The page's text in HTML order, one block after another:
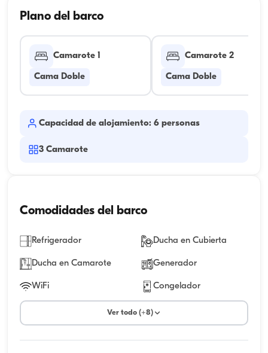
Plano del barco
Camarote 1
Cama Doble
Camarote 2
Cama Doble
Capacidad de alojamiento: 6 personas
3 Camarote
Comodidades del barco
Refrigerador Ducha en Cubierta
Ducha en Camarote Generador
WiFi Congelador
Ver todo (+8)